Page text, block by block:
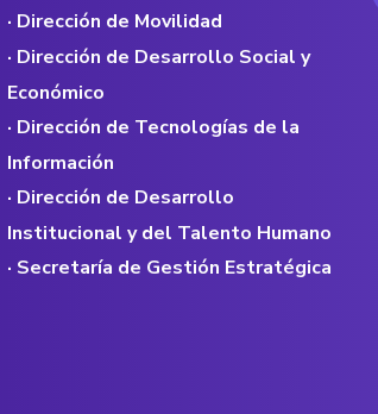
· Dirección de Movilidad
· Dirección de Desarrollo Social y
Económico
· Dirección de Tecnologías de la
Información
· Dirección de Desarrollo
Institucional y del Talento Humano
· Secretaría de Gestión Estratégica